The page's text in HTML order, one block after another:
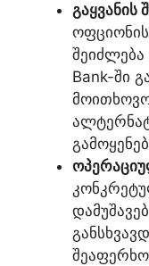
გაყვანის
Bank-ში